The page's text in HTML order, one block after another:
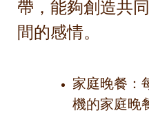
帶，能夠創造共
間的感情。
家庭晚餐：
機的家庭晚